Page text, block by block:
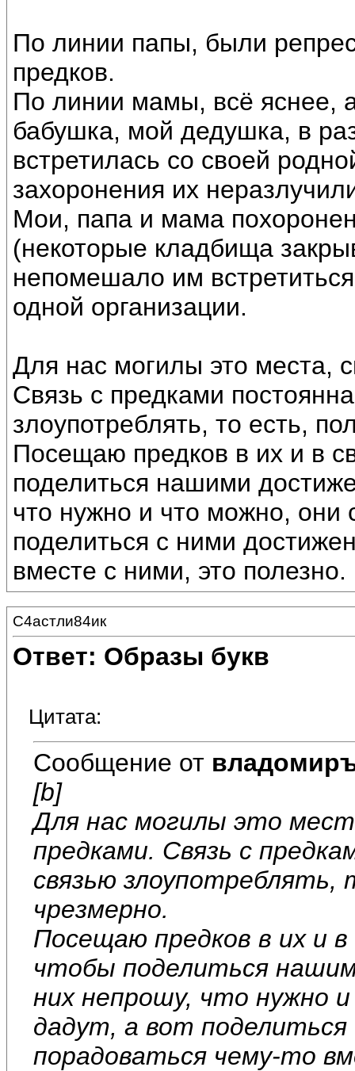
По линии папы, были
предков.
По линии мамы, всё яснее,
бабушка, мой дедушка, в
встретилась со своей
захоронения их
Мои, папа и мама
(некоторые кладбища
непомешало им
одной организации.
Для нас могилы это места,
Связь с предками
злоупотреблять, то есть,
Посещаю предков в их и в
поделиться нашими
что нужно и что можно, они
поделиться с ними
вместе с ними, это полезно.
С4астли84ик
Ответ: Образы букв
Цитата:
Сообщение от
[b]
Для нас могилы это
предками. Связь с
связью злоупотреблять,
чрезмерно.
Посещаю предков в их и
чтобы поделиться
них непрошу, что нужно
дадут, а вот
порадоваться чему-то